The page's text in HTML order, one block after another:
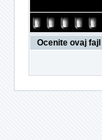
Ocenite ovaj fajl